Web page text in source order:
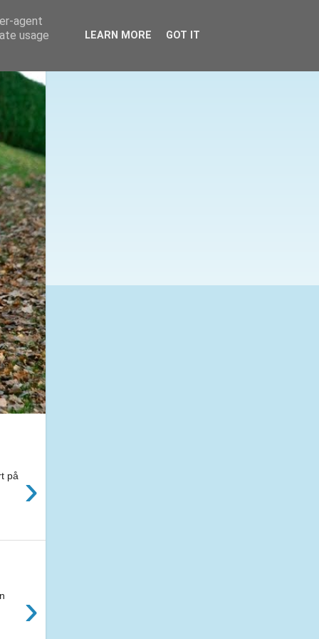
›
på
›
agent
usage
LEARN MORE GOT IT